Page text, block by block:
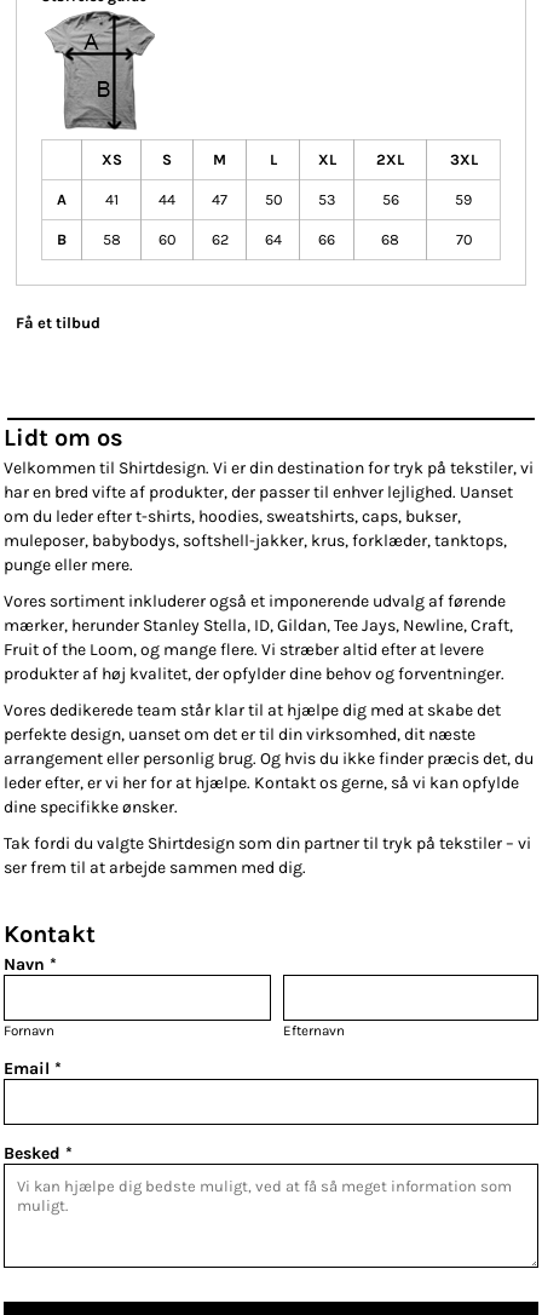
XS S M L XL 2XL 3XL
A 41 44 47 50 53 56 59
B 58 60 62 64 66 68 70
Få et tilbud
Lidt om os
Velkommen til Shirtdesign. Vi er din destination for tryk på tekstiler, vi
har en bred vifte af produkter, der passer til enhver lejlighed. Uanset
om du leder efter t-shirts, hoodies, sweatshirts, caps, bukser,
muleposer, babybodys, softshell-jakker, krus, forklæder, tanktops,
punge eller mere.
Vores sortiment inkluderer også et imponerende udvalg af førende
mærker, herunder Stanley Stella, ID, Gildan, Tee Jays, Newline, Craft,
Fruit of the Loom, og mange flere. Vi stræber altid efter at levere
produkter af høj kvalitet, der opfylder dine behov og forventninger.
Vores dedikerede team står klar til at hjælpe dig med at skabe det
perfekte design, uanset om det er til din virksomhed, dit næste
arrangement eller personlig brug. Og hvis du ikke finder præcis det, du
leder efter, er vi her for at hjælpe. Kontakt os gerne, så vi kan opfylde
dine specifikke ønsker.
Tak fordi du valgte Shirtdesign som din partner til tryk på tekstiler – vi
ser frem til at arbejde sammen med dig.
Kontakt
Navn *
Fornavn Efternavn
Email *
Besked *